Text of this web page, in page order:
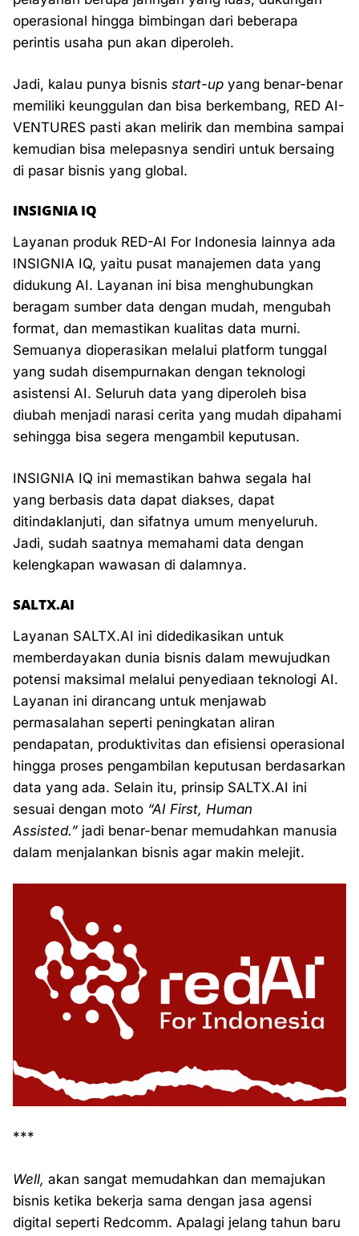
operasional hingga bimbingan dari beberapa
perintis usaha pun akan diperoleh.
Jadi, kalau punya bisnis start-up yang benar-benar
memiliki keunggulan dan bisa berkembang, RED AI-
VENTURES pasti akan melirik dan membina sampai
kemudian bisa melepasnya sendiri untuk bersaing
di pasar bisnis yang global.
INSIGNIA IQ
Layanan produk RED-AI For Indonesia lainnya ada
INSIGNIA IQ, yaitu pusat manajemen data yang
didukung AI. Layanan ini bisa menghubungkan
beragam sumber data dengan mudah, mengubah
format, dan memastikan kualitas data murni.
Semuanya dioperasikan melalui platform tunggal
yang sudah disempurnakan dengan teknologi
asistensi AI. Seluruh data yang diperoleh bisa
diubah menjadi narasi cerita yang mudah dipahami
sehingga bisa segera mengambil keputusan.
INSIGNIA IQ ini memastikan bahwa segala hal
yang berbasis data dapat diakses, dapat
ditindaklanjuti, dan sifatnya umum menyeluruh.
Jadi, sudah saatnya memahami data dengan
kelengkapan wawasan di dalamnya.
SALTX.AI
Layanan SALTX.AI ini didedikasikan untuk
memberdayakan dunia bisnis dalam mewujudkan
potensi maksimal melalui penyediaan teknologi AI.
Layanan ini dirancang untuk menjawab
permasalahan seperti peningkatan aliran
pendapatan, produktivitas dan efisiensi operasional
hingga proses pengambilan keputusan berdasarkan
data yang ada. Selain itu, prinsip SALTX.AI ini
sesuai dengan moto “AI First, Human
Assisted.” jadi benar-benar memudahkan manusia
dalam menjalankan bisnis agar makin melejit.
***
Well, akan sangat memudahkan dan memajukan
bisnis ketika bekerja sama dengan jasa agensi
digital seperti Redcomm. Apalagi jelang tahun baru